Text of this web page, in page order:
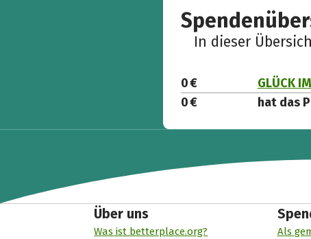
In dieser
0 €
GLÜCK
0 €
hat das
Über uns
Was ist betterplace.org?
Als